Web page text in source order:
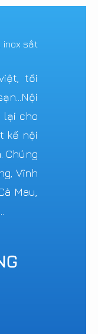
inox sắt
tối
lại cho
kế nội
Chúng
Vĩnh
Mau,